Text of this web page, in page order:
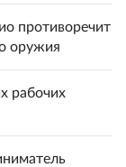
противоречит
оружия
рабочих